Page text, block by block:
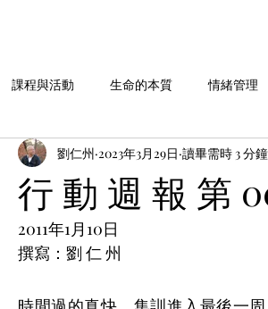
課程與活動 生命的本質 情緒管理
工作與金錢 生命故事分享
聆聽 服務與助人
行 動 週 報 第
劉仁州 2023年3月29日 讀畢需時 3 分鐘
2011年1月10日
撰寫：劉 仁 州